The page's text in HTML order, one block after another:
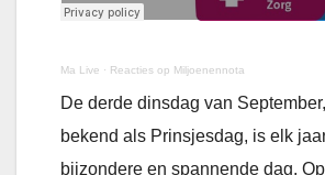
Ma Live · Reacties op Miljoenennota
De derde dinsdag van
bekend als Prinsjesdag, is elk
bijzondere en spannende dag.